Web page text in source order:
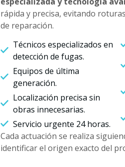
rápida y precisa, evitando
de reparación.
Técnicos especializados en
detección de fugas.
Equipos de última
generación.
Localización precisa sin
obras innecesarias.
Servicio urgente 24 horas.
Cada actuación se realiza
identificar el origen exacto del